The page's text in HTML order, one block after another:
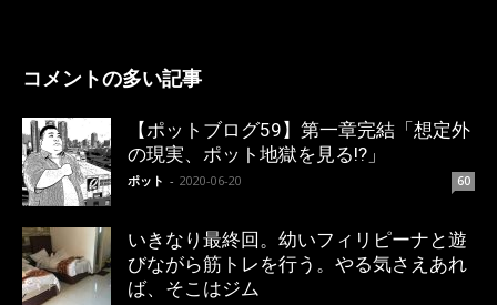
コメントの多い記事
【ポットブログ59】第一章完結「想定外
の現実、ポット地獄を見る!?」
ポット - 2020-06-20 60
いきなり最終回。幼いフィリピーナと遊
びながら筋トレを行う。やる気さえあれ
ば、そこはジム